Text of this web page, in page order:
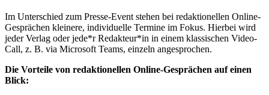
Im Unterschied zum Presse-Event stehen bei redaktionellen Online-
Gesprächen kleinere, individuelle Termine im Fokus. Hierbei wird
jeder Verlag oder jede*r Redakteur*in in einem klassischen Video-
Call, z. B. via Microsoft Teams, einzeln angesprochen.
Die Vorteile von redaktionellen Online-Gesprächen auf einen
Blick: